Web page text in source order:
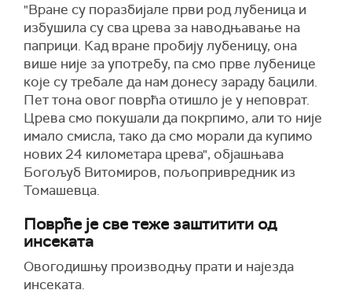
"Вране су поразбијале први род лубеница и
избушила су сва црева за наводњавање на
паприци. Кад вране пробију лубеницу, она
више није за употребу, па смо прве лубенице
које су требале да нам донесу зараду бацили.
Пет тона овог поврћа отишло је у неповрат.
Црева смо покушали да покрпимо, али то није
имало смисла, тако да смо морали да купимо
нових 24 километара црева", објашњава
Богољуб Витомиров, пољопривредник из
Томашевца.
Поврће је све теже заштитити од
инсеката
Овогодишњу производњу прати и најезда
инсеката.